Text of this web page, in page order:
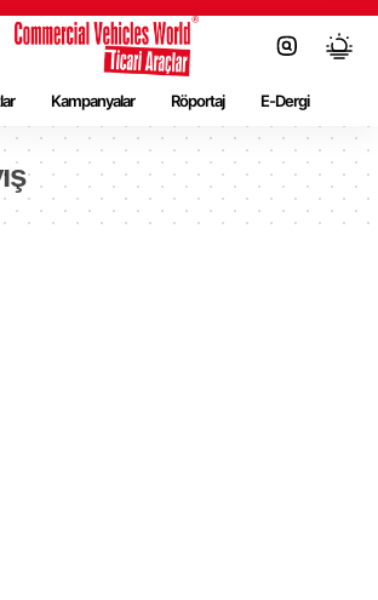
Kampanyalar Röportaj E-Dergi